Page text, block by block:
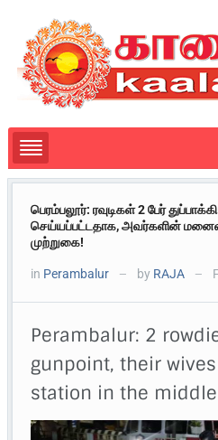
பெரம்பலூர்: ரவுடிகள் 2 பேர்
செய்யப்பட்டதாக, அவர்களின்
முற்றுகை!
in Perambalur — by RAJA —
Perambalur: 2
gunpoint, their
station in the